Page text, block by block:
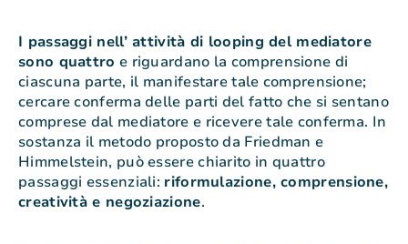
I passaggi nell’ attività di looping del mediatore
sono quattro e riguardano la comprensione di
ciascuna parte, il manifestare tale comprensione;
cercare conferma delle parti del fatto che si sentano
comprese dal mediatore e ricevere tale conferma. In
sostanza il metodo proposto da Friedman e
Himmelstein, può essere chiarito in quattro
passaggi essenziali: riformulazione, comprensione,
creatività e negoziazione.